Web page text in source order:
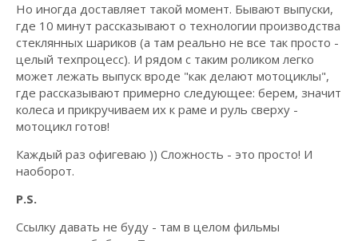
Но иногда доставляет такой момент. Бывают выпуски,
где 10 минут рассказывают о технологии производства
стеклянных шариков (а там реально не все так просто -
целый техпроцесс). И рядом с таким роликом легко
может лежать выпуск вроде "как делают мотоциклы",
где рассказывают примерно следующее: берем, значит
колеса и прикручиваем их к раме и руль сверху -
мотоцикл готов!
Каждый раз офигеваю )) Сложность - это просто! И
наоборот.
P.S.
Ссылку давать не буду - там в целом фильмы